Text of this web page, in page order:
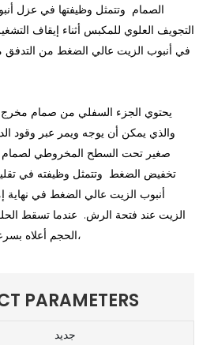
الصمام وتتمثل وظيفتها في عزل
التجويف العلوي للمكبس أثناء إيقاف
في أنبوب الزيت عالي الضغط من
يحتوي الجزء السفلي من صمام
والذي يمكن أن يوجه ويمر عبر وقود
صغير تحت السطح المخروطي
تخفيض الضغط وتتمثل وظيفته في
أنبوب الزيت عالي الضغط في نهاية
الزيت عند فتحة الرش. عندما تسقط
الحجم أعلاه بسرعة وينخفض ​​الضغط بسرعة،
PARAMETERS
جديد